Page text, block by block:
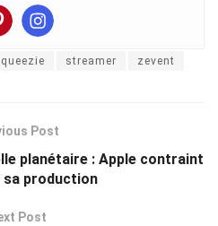
streamer zevent
Post
planétaire : Apple contraint
sa production
Post